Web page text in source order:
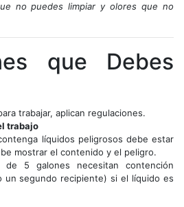
no puedes limpiar y olores que no
que Debes
trabajar, aplican regulaciones.
trabajo
líquidos peligrosos debe estar
mostrar el contenido y el peligro.
5 galones necesitan contención
un segundo recipiente) si el líquido es